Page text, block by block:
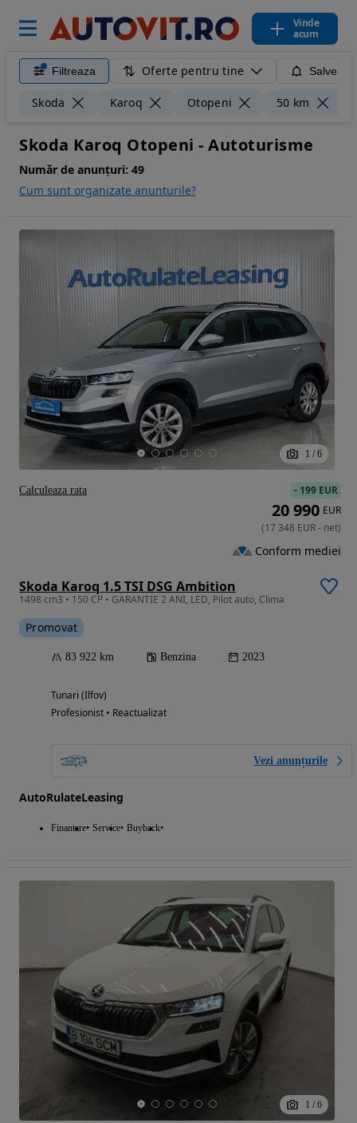
Vinde
acum
Filtreaza Oferte pentru tine
Skoda Karoq Otopeni 50 km
Skoda Karoq Otopeni - Autoturisme
Număr de anunțuri: 49
Cum sunt organizate anunturile?
1 / 6
Skoda Karoq 1.5 TSI DSG Ambition
1498 cm3 • 150 CP • GARANTIE 2 ANI, LED, Pilot auto, Clima
Promovat
83 922 km Benzina 2023
Tunari (Ilfov)
Profesionist • Reactualizat
Vezi anunțurile
AutoRulateLeasing
Finantare Service Buyback
- 199 EUR
20 990 EUR
(17 348 EUR- net)
Conform mediei
Calculeaza rata
1 / 6